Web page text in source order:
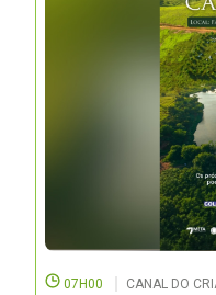
07H00 CANAL DO